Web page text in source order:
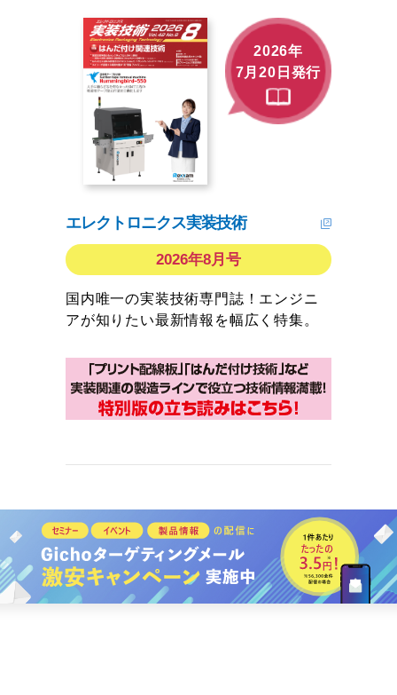
2026年
7月20日発行
エレクトロニクス実装技術
2026年8月号
国内唯一の実装技術専門誌！エンジニ
アが知りたい最新情報を幅広く特集。